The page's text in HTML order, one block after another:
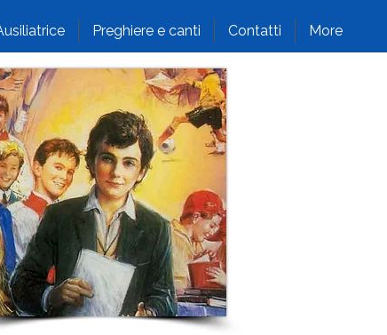
Preghiere e canti Contatti More